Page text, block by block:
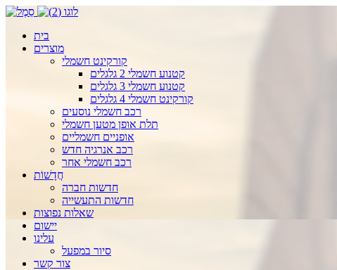
בית
מוצרים
קורקינט חשמלי
קטנוע חשמלי 2 גלגלים
קטנוע חשמלי 3 גלגלים
קורקינט חשמלי 4 גלגלים
רכב חשמלי נוסעים
תלת אופן מטען חשמלי
אופניים חשמליים
רכב אנרגיה חדש
רכב חשמלי אחר
חֲדָשׁוֹת
חדשות חברה
חדשות התעשייה
שאלות נפוצות
יישום
עלינו
סיור במפעל
צור קשר